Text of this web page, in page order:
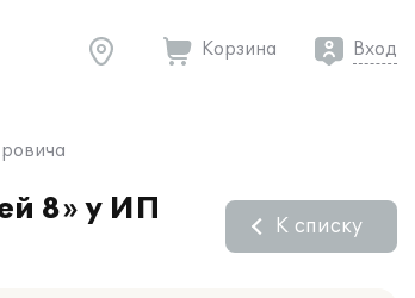
Корзина Вход
8» у ИП
К списку